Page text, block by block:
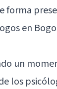
forma
en
un
los